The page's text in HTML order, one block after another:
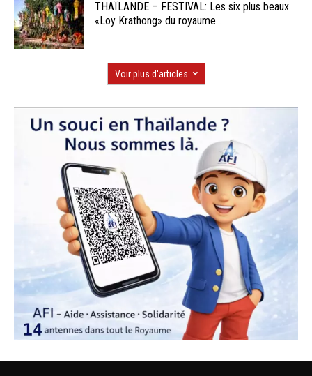
THAÏLANDE – FESTIVAL: Les six plus beaux
«Loy Krathong» du royaume...
Voir plus d'articles